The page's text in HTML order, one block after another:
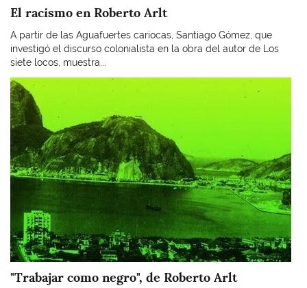
El racismo en Roberto Arlt
A partir de las Aguafuertes cariocas, Santiago Gómez, que
investigó el discurso colonialista en la obra del autor de Los
siete locos, muestra...
Imagen
"Trabajar como negro", de Roberto Arlt